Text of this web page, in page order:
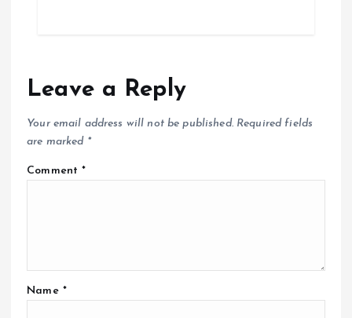
Leave a Reply
Your email address will not be published. Required fields
are marked *
Comment*
Name *